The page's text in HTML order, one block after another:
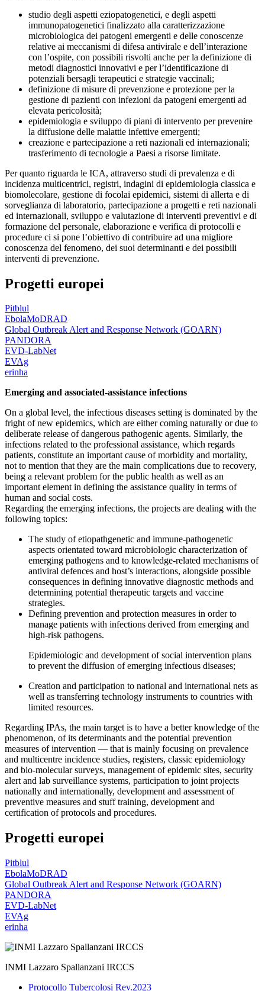
studio degli aspetti eziopatogenetici, e degli aspetti
immunopatogenetici finalizzato alla caratterizzazione
microbiologica dei patogeni emergenti e delle conoscenze
relative ai meccanismi di difesa antivirale e dell’interazione
con l’ospite, con possibili risvolti anche per la definizione di
metodi diagnostici innovativi e per l’identificazione di
potenziali bersagli terapeutici e strategie vaccinali;
definizione di misure di prevenzione e protezione per la
gestione di pazienti con infezioni da patogeni emergenti ad
elevata pericolosità;
epidemiologia e sviluppo di piani di intervento per prevenire
la diffusione delle malattie infettive emergenti;
creazione e partecipazione a reti nazionali ed internazionali;
trasferimento di tecnologie a Paesi a risorse limitate.
Per quanto riguarda le ICA, attraverso studi di prevalenza e di
incidenza multicentrici, registri, indagini di epidemiologia classica e
biomolecolare, gestione di focolai epidemici, sistemi di allerta e di
sorveglianza di laboratorio, partecipazione a progetti e reti nazionali
ed internazionali, sviluppo e valutazione di interventi preventivi e di
formazione del personale, elaborazione e verifica di protocolli e
procedure ci si pone l’obiettivo di contribuire ad una migliore
conoscenza del fenomeno, dei suoi determinanti e dei possibili
interventi di prevenzione.
Progetti europei
Pitblul
EbolaMoDRAD
Global Outbreak Alert and Response Network (GOARN)
PANDORA
EVD-LabNet
EVAg
erinha
Emerging and associated-assistance infections
On a global level, the infectious diseases setting is dominated by the
fright of new epidemics, which are either coming naturally or due to
deliberate release of dangerous pathogenic agents. Similarly, the
infections related to the professional assistance, which regards
patients, constitute an important cause of morbidity and mortality,
not to mention that they are the main complications due to recovery,
being a relevant problem for the public health as well as an
important element in defining the assistance quality in terms of
human and social costs.
Regarding the emerging infections, the projects are dealing with the
following topics:
The study of etiopathgenetic and immune-pathogenetic
aspects orientated toward microbiologic characterization of
emerging pathogens and to knowledge-related mechanisms of
antiviral defences and host’s interactions, alongside possible
consequences in defining innovative diagnostic methods and
determining potential therapeutic targets and vaccine
strategies.
Defining prevention and protection measures in order to
manage patients with infections derived from emerging and
high-risk pathogens.
Epidemiologic and development of social intervention plans
to prevent the diffusion of emerging infectious diseases;
Creation and participation to national and international nets as
well as transferring technology instruments to countries with
limited resources.
Regarding IPAs, the main target is to have a better knowledge of the
phenomenon, of its determinants and the potential prevention
measures of intervention — that is mainly focusing on prevalence
and multicentre incidence studies, registers, classic epidemiology
and bio-molecular surveys, management of epidemic sites, security
alert and lab surveillance systems, participation to joint projects
nationally and internationally, development and assessment of
preventive measures and stuff training, development and
certification of protocols and procedures.
Progetti europei
Pitblul
EbolaMoDRAD
Global Outbreak Alert and Response Network (GOARN)
PANDORA
EVD-LabNet
EVAg
erinha
INMI Lazzaro Spallanzani IRCCS
Protocollo Tubercolosi Rev.2023